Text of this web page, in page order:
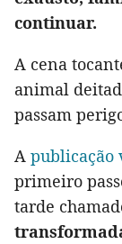
continuar.
A cena
animal
passam
A publicação
primeiro
tarde